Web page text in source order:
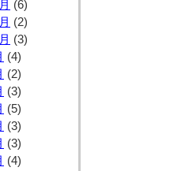
(6)
(2)
(3)
(4)
(2)
(3)
(5)
(3)
(3)
(4)